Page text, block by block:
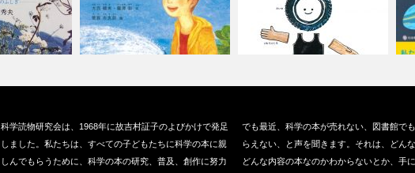
（福音館書店、…
店、1971…
科学読物研究会は、1968年に故吉村証子のよびかけで発足
しました。私たちは、すべての子どもたちに科学の本に親
しんでもらうために、科学の本の研究、普及、創作に努力
でも最近、科学の本が売れない、図書館で
らえない、と声を聞きます。それは、どん
どんな内容の本なのかわからないとか、手